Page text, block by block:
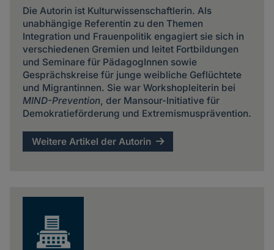
Die Autorin ist Kulturwissenschaftlerin. Als
unabhängige Referentin zu den Themen
Integration und Frauenpolitik engagiert sie sich in
verschiedenen Gremien und leitet Fortbildungen
und Seminare für PädagogInnen sowie
Gesprächskreise für junge weibliche Geflüchtete
und Migrantinnen. Sie war Workshopleiterin bei
MIND-Prevention, der Mansour-Initiative für
Demokratieförderung und Extremismusprävention.
Weitere Artikel der Autorin